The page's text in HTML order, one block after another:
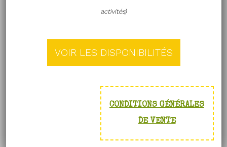
activités)
CONDITIONS GÉNÉRALES
DE VENTE